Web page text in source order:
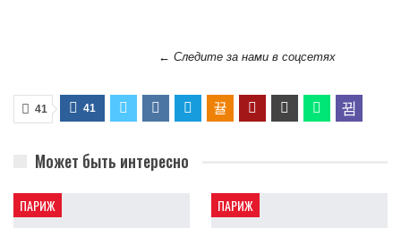
← Следите за нами в соцсетях
41 41
Может быть интересно
ПАРИЖ ПАРИЖ